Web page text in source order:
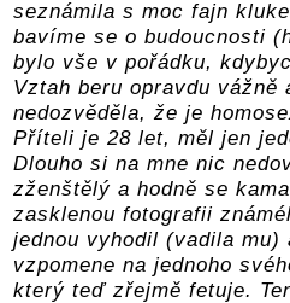
seznámila s moc fajn
bavíme se o budoucnosti
bylo vše v pořádku,
Vztah beru opravdu
nedozvěděla, že je
Příteli je 28 let, měl jen
Dlouho si na mne nic
zženštělý a hodně se
zasklenou fotografii
jednou vyhodil (vadila
vzpomene na jednoho
který teď zřejmě fetuje.